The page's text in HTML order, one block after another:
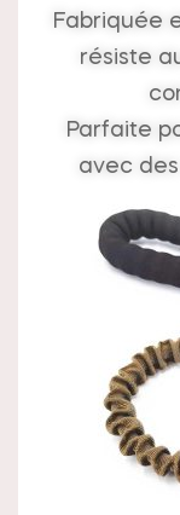
Fabriquée
résiste
Parfaite
avec